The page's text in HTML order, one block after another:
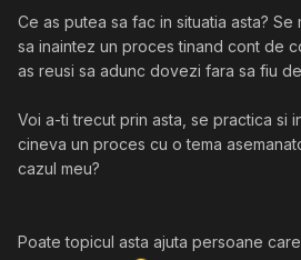
Ce as putea sa fac in situatia asta?
sa inaintez un proces tinand cont de
as reusi sa adunc dovezi fara sa fiu
Voi a-ti trecut prin asta, se practica si
cineva un proces cu o tema
cazul meu?
Poate topicul asta ajuta persoane